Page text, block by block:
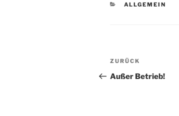
KATEGORIEN
ALLGEMEIN
Vorheriger
Beitrag
ZURÜCK
Außer Betrieb!